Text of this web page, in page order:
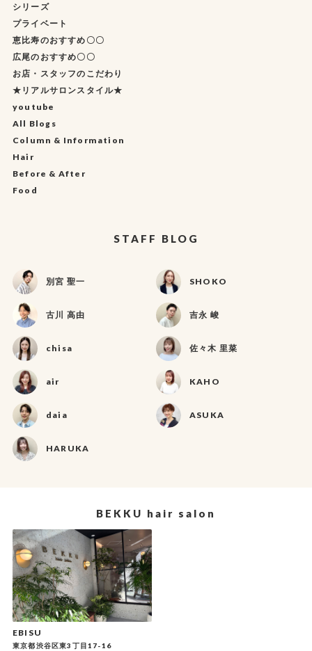
シリーズ
プライベート
恵比寿のおすすめ〇〇
広尾のおすすめ〇〇
お店・スタッフのこだわり
★リアルサロンスタイル★
youtube
All Blogs
Column & Information
Hair
Before & After
Food
STAFF BLOG
別宮 聖一 SHOKO
古川 高由 吉永 峻
chisa 佐々木 里菜
air KAHO
daia ASUKA
HARUKA
BEKKU hair salon
EBISU
東京都渋谷区東3丁目17-16